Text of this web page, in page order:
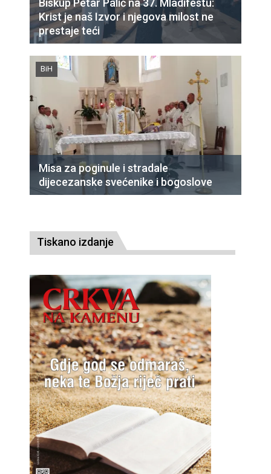
Biskup Petar Palić na 37. Mladifestu:
Krist je naš Izvor i njegova milost ne
prestaje teći
BiH
Misa za poginule i stradale
dijecezanske svećenike i bogoslove
Tiskano izdanje